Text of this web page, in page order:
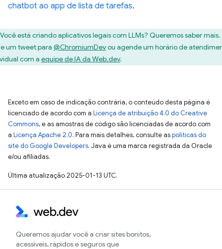
chatbot ao app de lista de tarefas.
Você está criando aplicativos legais com LLMs? Queremos saber mais.
um tweet para @ChromiumDevou agende um horário de
com a equipe de IA da Web.dev.
Exceto em caso de indicação contrária, o conteúdo desta página é
licenciado de acordo com a Licença de atribuição 4.0 do Creative
Commons, e as amostras de código são licenciadas de acordo com
a Licença Apache 2.0. Para mais detalhes, consulte aspolíticas do
site do Google Developers. Java é uma marca registrada da Oracle
e/ou afiliadas.
Última atualização 2025-01-13 UTC.
Queremos ajudar você a criar sites bonitos,
acessíveis, rápidos e seguros que